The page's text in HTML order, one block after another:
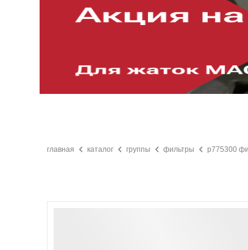
главная каталог группы фильтры p775300